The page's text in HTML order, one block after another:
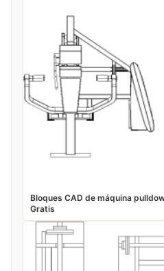
Bloques CAD de máquina
Gratis